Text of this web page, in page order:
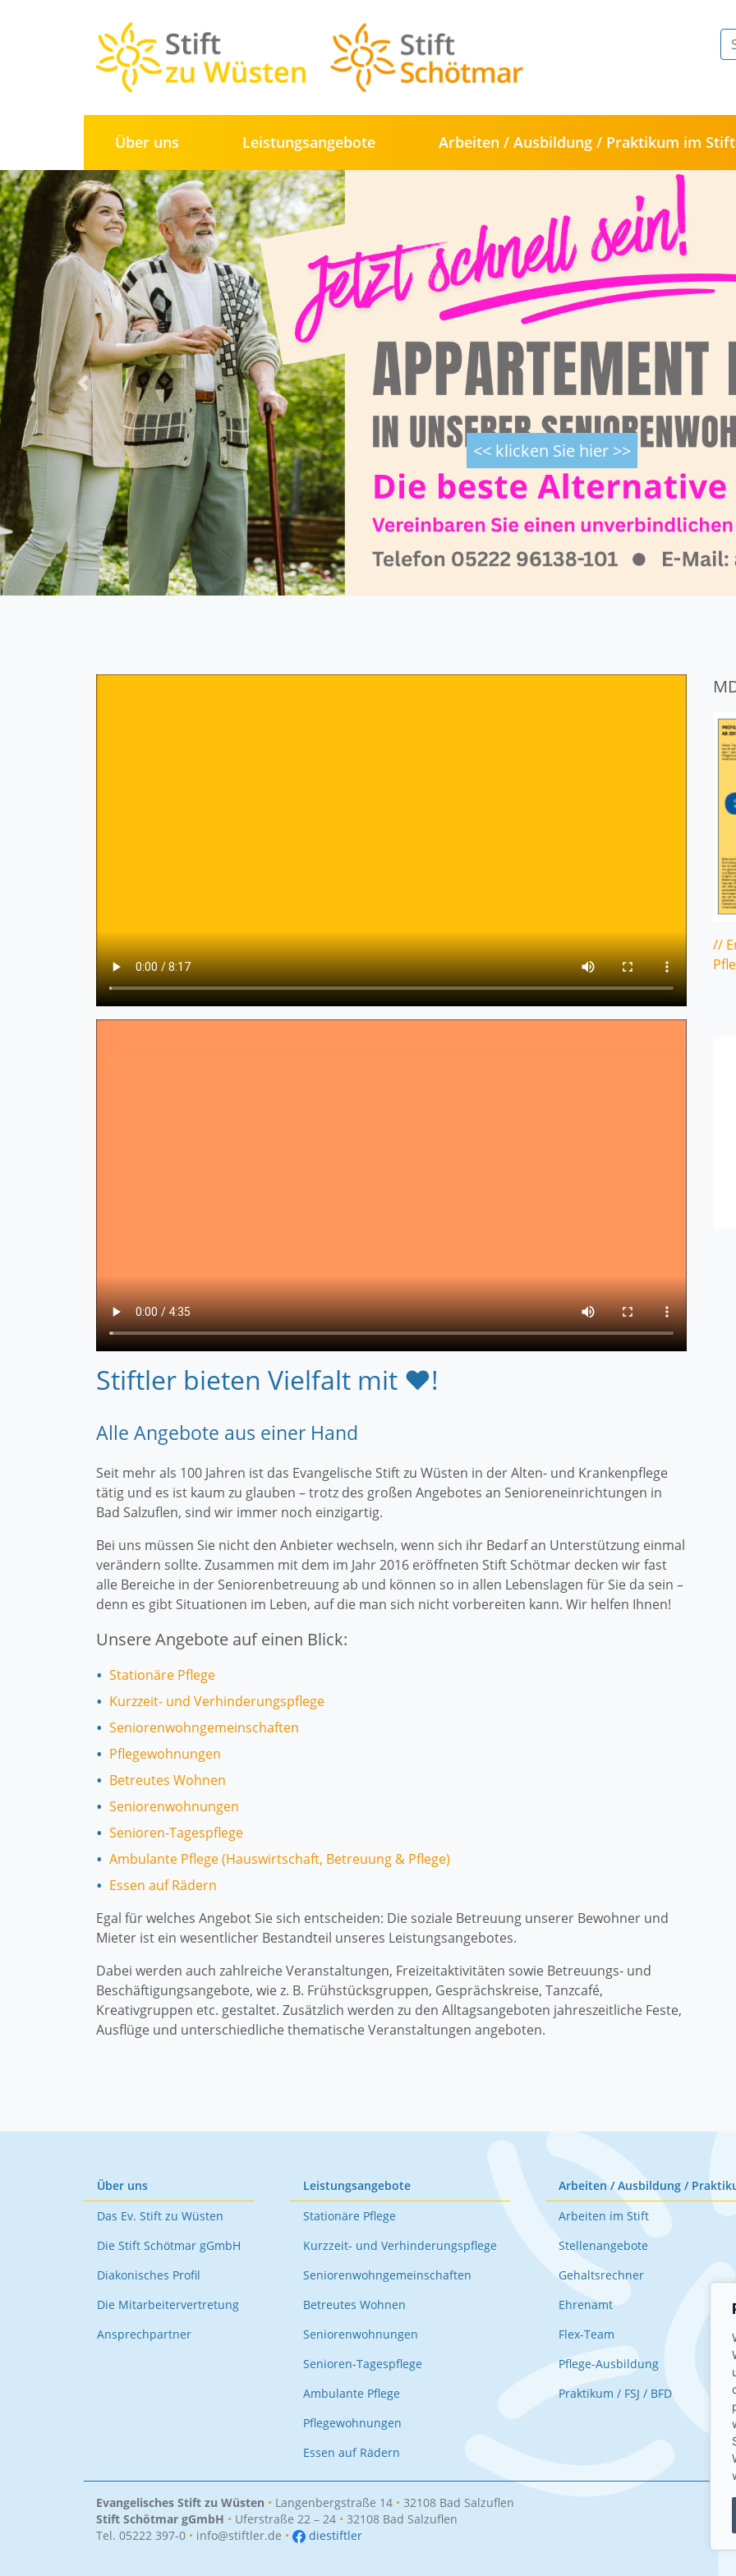
Über uns Leistungs­angebote Arbeiten / Ausbildung / Praktikum im
<< klicken Sie hier >>
Vorherige
Stiftler bieten Vielfalt mit ❤️!
Alle Angebote aus einer Hand
Seit mehr als 100 Jahren ist das Evangelische Stift zu Wüsten in der Alten- und Krankenpflege
tätig und es ist kaum zu glauben – trotz des großen Angebotes an Senioreneinrichtungen in
Bad Salzuflen, sind wir immer noch einzigartig.
Bei uns müssen Sie nicht den Anbieter wechseln, wenn sich ihr Bedarf an Unterstützung einmal
verändern sollte. Zusammen mit dem im Jahr 2016 eröffneten Stift Schötmar decken wir fast
alle Bereiche in der Seniorenbetreuung ab und können so in allen Lebenslagen für Sie da sein –
denn es gibt Situationen im Leben, auf die man sich nicht vorbereiten kann. Wir helfen Ihnen!
Unsere Angebote auf einen Blick:
Stationäre Pflege
Kurzzeit- und Verhinderungspflege
Seniorenwohngemeinschaften
Pflegewohnungen
Betreutes Wohnen
Seniorenwohnungen
Senioren-Tagespflege
Ambulante Pflege (Hauswirtschaft, Betreuung & Pflege)
Essen auf Rädern
Egal für welches Angebot Sie sich entscheiden: Die soziale Betreuung unserer Bewohner und
Mieter ist ein wesentlicher Bestandteil unseres Leistungsangebotes.
Dabei werden auch zahlreiche Veranstaltungen, Freizeitaktivitäten sowie Betreuungs- und
Beschäftigungsangebote, wie z. B. Frühstücksgruppen, Gesprächskreise, Tanzcafé,
Kreativgruppen etc. gestaltet. Zusätzlich werden zu den Alltagsangeboten jahreszeitliche Feste,
Ausflüge und unterschiedliche thematische Veranstaltungen angeboten.
//
Über uns
Das Ev. Stift zu Wüsten
Die Stift Schötmar gGmbH
Diakonisches Profil
Die Mitarbeitervertretung
Ansprechpartner
Leistungsangebote
Stationäre Pflege
Kurzzeit- und Verhinderungspflege
Seniorenwohngemeinschaften
Betreutes Wohnen
Seniorenwohnungen
Senioren-Tagespflege
Ambulante Pflege
Pflegewohnungen
Essen auf Rädern
Arbeiten / Ausbildung /
Arbeiten im Stift
Stellenangebote
Gehaltsrechner
Ehrenamt
Flex-Team
Pflege-Ausbildung
Praktikum / FSJ / BFD
Evangelisches Stift zu Wüsten • Langenbergstraße 14 • 32108 Bad Salzuflen
Stift Schötmar gGmbH • Uferstraße 22 – 24 • 32108 Bad Salzuflen
Tel. 05222 397-0 • info@stiftler.de • diestiftler